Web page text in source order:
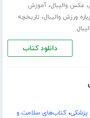
، عکس والیبال،آموزش
ورزش والیبال، تاریخچه
دانلود کتاب
پزشکی،کتاب‌های سلامت و